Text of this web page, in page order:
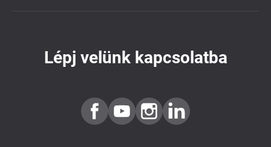
Lépj velünk kapcsolatba